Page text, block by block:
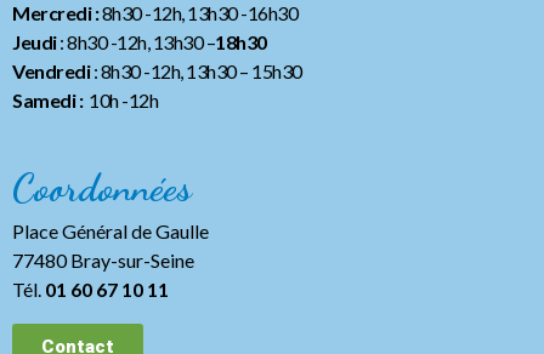
Mercredi :8h30 -12h, 13h30 -16h30
Jeudi: 8h30 -12h, 13h30 –18h30
Vendredi: 8h30 -12h, 13h30– 15h30
Samedi :10h -12h
Coordonnées
Place Général de Gaulle
77480 Bray-sur-Seine
Tél. 01 60 67 10 11
Contact